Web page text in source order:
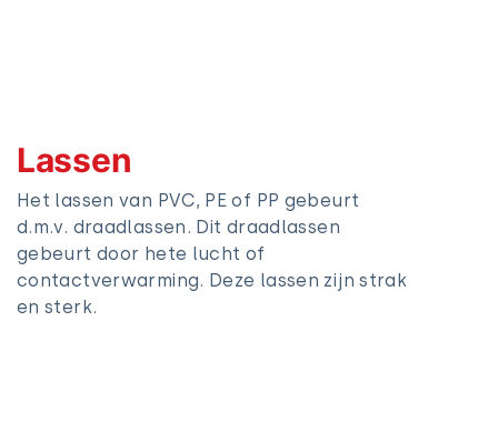
Lassen
Het lassen van PVC, PE of PP gebeurt
d.m.v. draadlassen. Dit draadlassen
gebeurt door hete lucht of
contactverwarming. Deze lassen zijn strak
en sterk.